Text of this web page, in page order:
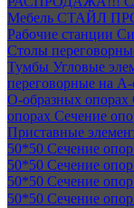
Мебель СТАЙЛ
Рабочие станции
Столы
Тумбы Угловые
переговорные на
О-образных опорах
опорах Сечение
Приставные
50*50 Сечение
50*50 Сечение
50*50 Сечение
50*50 Сечение